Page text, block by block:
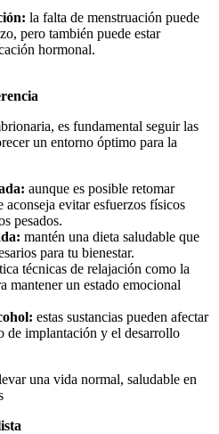
la falta de menstruación puede
pero también puede estar
hormonal.
es fundamental seguir las
un entorno óptimo para la
aunque es posible retomar
aconseja evitar esfuerzos físicos
pesados.
mantén una dieta saludable que
para tu bienestar.
técnicas de relajación como la
mantener un estado emocional
estas sustancias pueden afectar
de implantación y el desarrollo
una vida normal, saludable en